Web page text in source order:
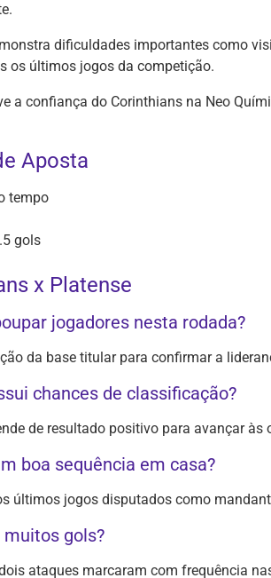
dificuldades importantes como
os últimos jogos da competição.
a confiança do Corinthians na Neo
Aposta
tempo
gols
x Platense
jogadores nesta rodada?
da base titular para confirmar a
chances de classificação?
de resultado positivo para avançar às
boa sequência em casa?
últimos jogos disputados como
gols?
ataques marcaram com frequência